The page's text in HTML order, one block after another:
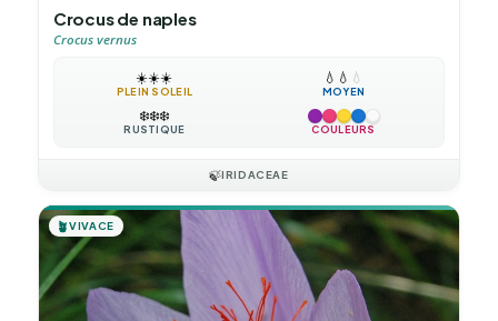
Crocus de naples
Crocus vernus
☀️☀️☀️
PLEIN SOLEIL
💧 💧 💧
MOYEN
❄️❄️❄️
RUSTIQUE COULEURS
🍃IRIDACEAE
🪴VIVACE